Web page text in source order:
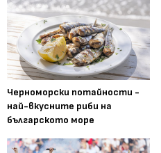
Черноморски потайности -
най-вкусните риби на
българското море